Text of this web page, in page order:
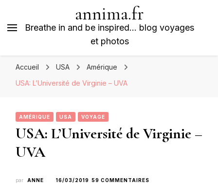
annima.fr
Breathe in and be inspired… blog voyages
et photos
Accueil USA
Amérique
USA: L’Université de Virginie – UVA
AMÉRIQUE USA VOYAGE
USA: L’Université de Virginie –
UVA
par ANNE 16/03/2019 59 COMMENTAIRES